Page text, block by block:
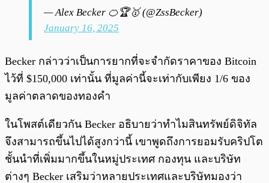
— Alex Becker 🍊🏆🥇 (@ZssBecker)
January 16, 2025
Becker กล่าวว่าเป็นการยากที่จะจำกัดราคาของ Bitcoin
ไว้ที่ $150,000 เท่านั้น ที่มูลค่านี้จะเท่ากับเพียง 1/6 ของ
มูลค่าตลาดของทองคำ
ในโพสต์เดียวกัน Becker อธิบายว่าทำไมสินทรัพย์ดิจิทัล
จึงสามารถขึ้นไปได้สูงกว่านี้ เขาพูดถึงการยอมรับคริปโต
ชั้นนำที่เพิ่มมากขึ้นในหมู่ประเทศ กองทุน และบริษัท
ต่างๆ Becker เสริมว่าหลายประเทศและบริษัทมองว่า